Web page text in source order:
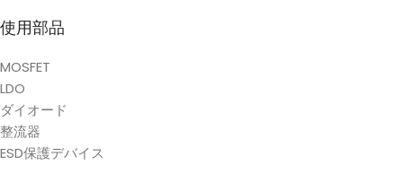
使用部品
MOSFET
LDO
ダイオード
整流器
ESD保護デバイス